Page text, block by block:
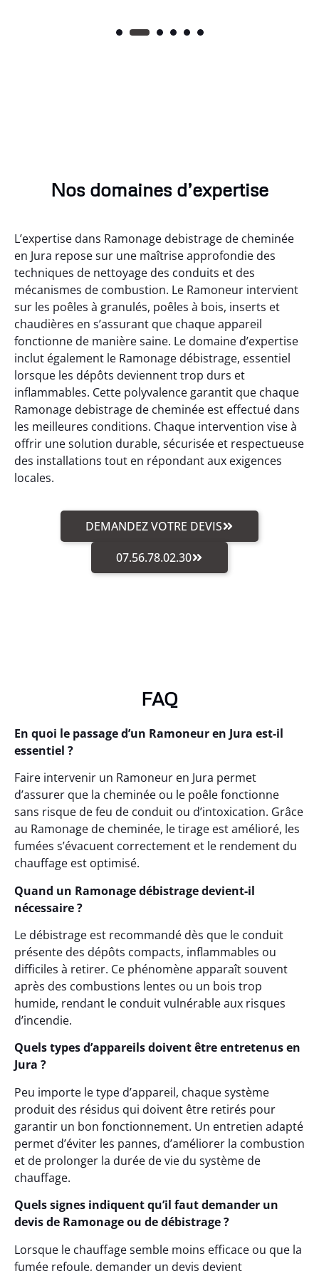
Nos domaines d’expertise
L’expertise dans Ramonage debistrage de cheminée
en Jura repose sur une maîtrise approfondie des
techniques de nettoyage des conduits et des
mécanismes de combustion. Le Ramoneur intervient
sur les poêles à granulés, poêles à bois, inserts et
chaudières en s’assurant que chaque appareil
fonctionne de manière saine. Le domaine d’expertise
inclut également le Ramonage débistrage, essentiel
lorsque les dépôts deviennent trop durs et
inflammables. Cette polyvalence garantit que chaque
Ramonage debistrage de cheminée est effectué dans
les meilleures conditions. Chaque intervention vise à
offrir une solution durable, sécurisée et respectueuse
des installations tout en répondant aux exigences
locales.
DEMANDEZ VOTRE DEVIS
07.56.78.02.30
FAQ
En quoi le passage d’un Ramoneur en Jura est-il
essentiel ?
Faire intervenir un Ramoneur en Jura permet
d’assurer que la cheminée ou le poêle fonctionne
sans risque de feu de conduit ou d’intoxication. Grâce
au Ramonage de cheminée, le tirage est amélioré, les
fumées s’évacuent correctement et le rendement du
chauffage est optimisé.
Quand un Ramonage débistrage devient-il
nécessaire ?
Le débistrage est recommandé dès que le conduit
présente des dépôts compacts, inflammables ou
difficiles à retirer. Ce phénomène apparaît souvent
après des combustions lentes ou un bois trop
humide, rendant le conduit vulnérable aux risques
d’incendie.
Quels types d’appareils doivent être entretenus en
Jura ?
Peu importe le type d’appareil, chaque système
produit des résidus qui doivent être retirés pour
garantir un bon fonctionnement. Un entretien adapté
permet d’éviter les pannes, d’améliorer la combustion
et de prolonger la durée de vie du système de
chauffage.
Quels signes indiquent qu’il faut demander un
devis de Ramonage ou de débistrage ?
Lorsque le chauffage semble moins efficace ou que la
fumée refoule, demander un devis devient